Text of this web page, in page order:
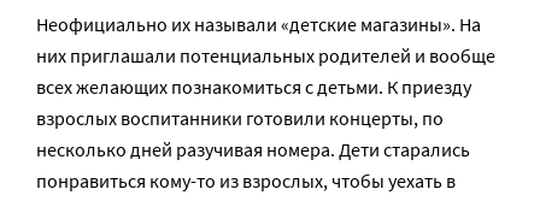
Неофициально их называли «детские магазины». На
них приглашали потенциальных родителей и вообще
всех желающих познакомиться с детьми. К приезду
взрослых воспитанники готовили концерты, по
несколько дней разучивая номера. Дети старались
понравиться кому-то из взрослых, чтобы уехать в